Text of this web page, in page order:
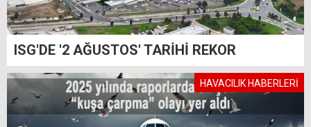
ISG'DE '2 AĞUSTOS' TARİHİ REKOR
HAVACILIK HABERLERİ